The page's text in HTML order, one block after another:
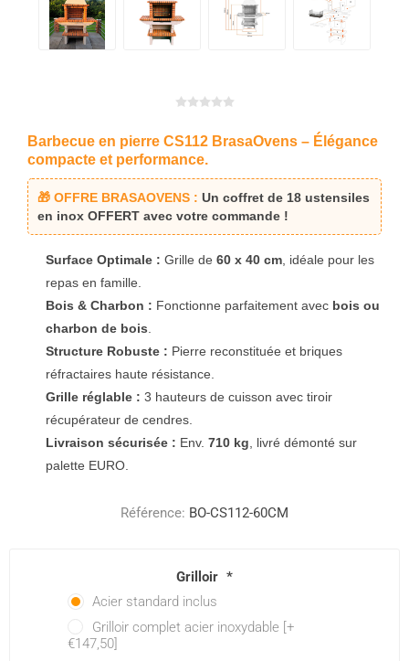
Barbecue en pierre CS112 BrasaOvens – Élégance
compacte et performance.
🎁 OFFRE BRASAOVENS : Un coffret de 18 ustensiles
en inox OFFERT avec votre commande !
Surface Optimale : Grille de 60 x 40 cm , idéale pour les
repas en famille.
Bois & Charbon : Fonctionne parfaitement avec bois ou
charbon de bois
Structure Robuste : Pierre reconstituée et briques
réfractaires haute résistance.
Grille réglable : 3 hauteurs de cuisson avec tiroir
récupérateur de cendres.
Livraison sécurisée : Env. 710 kg , livré démonté sur
palette EURO.
Référence: BO-CS112-60CM
Grilloir *
Acier standard inclus
Grilloir complet acier inoxydable [+
€147,50]